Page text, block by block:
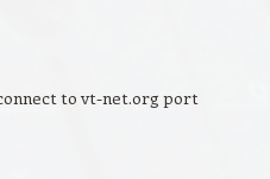
connect to vt-net.org port